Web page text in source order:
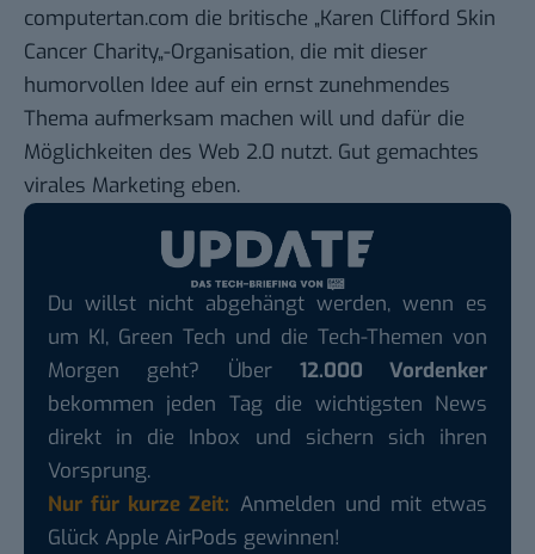
computertan.com die britische „Karen Clifford Skin
Cancer Charity„-Organisation, die mit dieser
humorvollen Idee auf ein ernst zunehmendes
Thema aufmerksam machen will und dafür die
Möglichkeiten des Web 2.0 nutzt. Gut gemachtes
virales Marketing eben.
Du willst nicht abgehängt werden, wenn es
um KI, Green Tech und die Tech-Themen von
Morgen geht? Über 12.000 Vordenker
bekommen jeden Tag die wichtigsten News
direkt in die Inbox und sichern sich ihren
Vorsprung.
Nur für kurze Zeit: Anmelden und mit etwas
Glück Apple AirPods gewinnen!